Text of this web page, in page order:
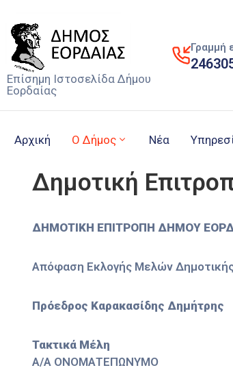
Επίσημη Ιστοσελίδα Δήμου
Εορδαίας
Γραμμή
Αρχική Ο Δήμος Νέα
Δημοτική
ΔΗΜΟΤΙΚΗ ΕΠΙΤΡΟΠΗ ΔΗΜΟΥ
Απόφαση Εκλογής Μελών
Πρόεδρος Καρακασίδης Δημήτρης
Τακτικά Μέλη
Α/Α ΟΝΟΜΑΤΕΠΩΝΥΜΟ